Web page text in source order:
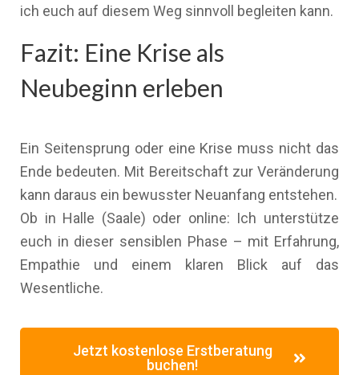
ich euch auf diesem Weg sinnvoll begleiten kann.
Fazit: Eine Krise als
Neubeginn erleben
Ein Seitensprung oder eine Krise muss nicht das
Ende bedeuten. Mit Bereitschaft zur Veränderung
kann daraus ein bewusster Neuanfang entstehen.
Ob in Halle (Saale) oder online: Ich unterstütze
euch in dieser sensiblen Phase – mit Erfahrung,
Empathie und einem klaren Blick auf das
Wesentliche.
Jetzt kostenlose Erstberatung
buchen!